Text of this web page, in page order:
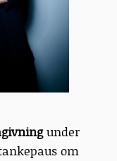
under
om